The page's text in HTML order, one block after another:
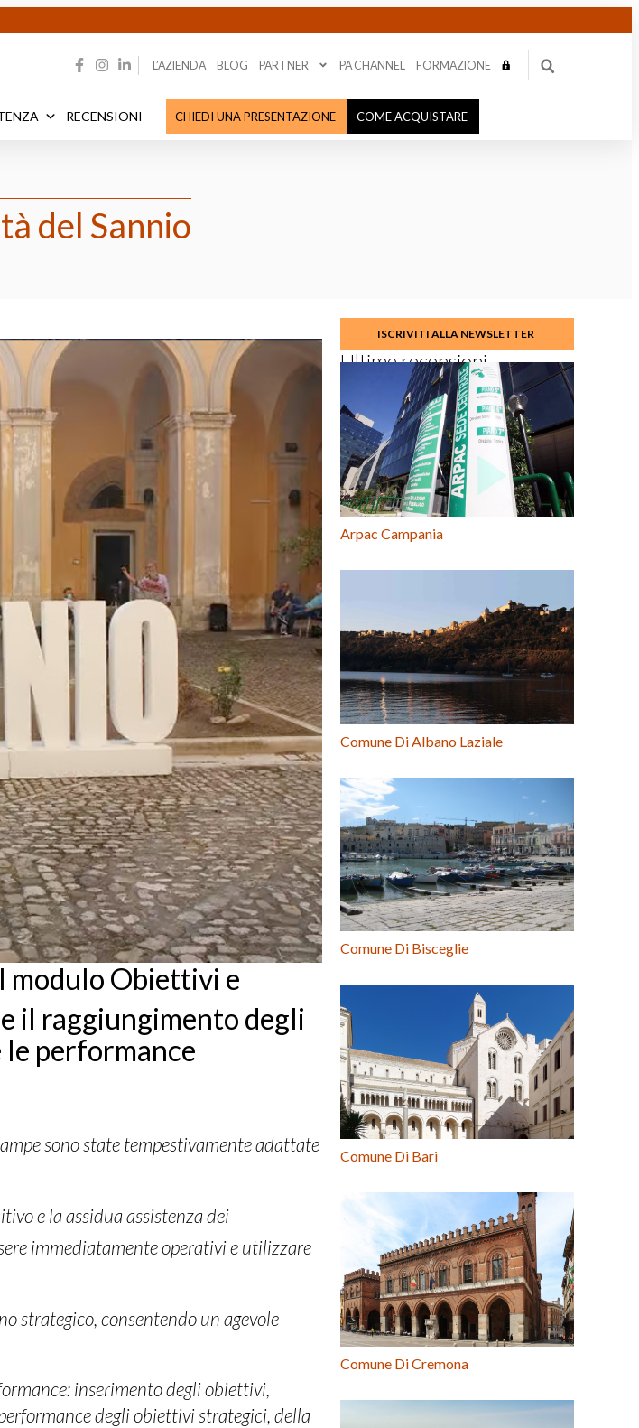
L’AZIENDA BLOG PARTNER PA CHANNEL FORMAZIONE
RECENSIONI CHIEDI UNA PRESENTAZIONE COME ACQUISTARE
del Sannio
modulo Obiettivi e
il raggiungimento degli
performance
sono state tempestivamente adattate
e la assidua assistenza dei
immediatamente operativi e utilizzare
strategico, consentendo un agevole
inserimento degli obiettivi,
degli obiettivi strategici, della
ISCRIVITI ALLA NEWSLETTER
Ultime recensioni
Arpac Campania
Comune Di Albano Laziale
Comune Di Bisceglie
Comune Di Bari
Comune Di Cremona